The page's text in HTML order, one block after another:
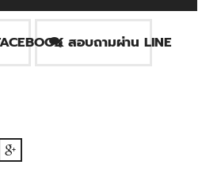
สอบถามผ่าน LINE